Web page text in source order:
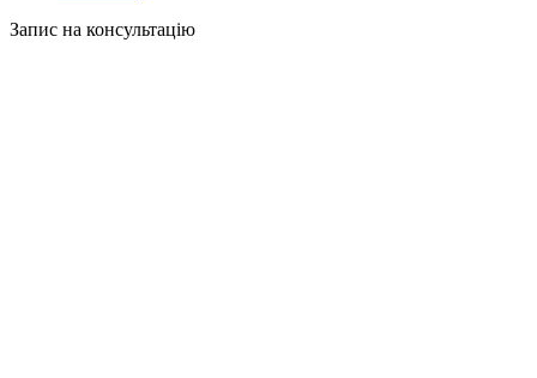
Запис на консультацію